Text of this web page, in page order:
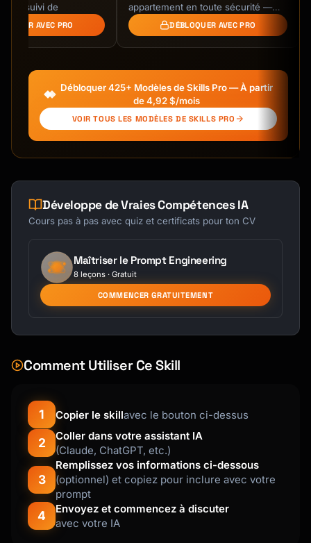
## In-Text Citation
**Parenthetical**:
[Parenthetical format]
**Narrative**:
[Narrative format]
**Multiple Authors**:
---
## Alternate Styles
[Citation in APA format]
**MLA 9th**:
**Chicago (Notes-Bibliography)**:
[Citation in Chicago format]
**Chicago (Author-Date)**:
[Citation in Chicago AD format]
---
suivi de
checkpoints de
AVEC PRO
appartement en toute sécurité —
vérification de crédit, références et
exigences …
DÉBLOQUER AVEC PRO
Débloquer 425+ Modèles de Skills Pro — À partir
de 4,92 $/mois
VOIR TOUS LES MODÈLES DE SKILLS PRO
Développe de Vraies Compétences IA
Cours pas à pas avec quiz et certificats pour ton CV
Maîtriser le Prompt Engineering
8 leçons · Gratuit
COMMENCER GRATUITEMENT
Comment Utiliser Ce Skill
1 Copier le skillavec le bouton ci-dessus
2
Coller dans votre assistant IA
(Claude, ChatGPT, etc.)
3
Remplissez vos informations ci-dessous
(optionnel) et copiez pour inclure avec votre
prompt
4
Envoyez et commencez à discuter
avec votre IA